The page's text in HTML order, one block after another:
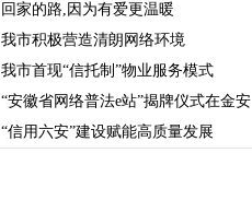
回家的路,因为有爱更温暖
我市积极营造清朗网络环境
我市首现“信托制”物业服务模式
“安徽省网络普法e站”揭牌仪式在金安
“信用六安”建设赋能高质量发展